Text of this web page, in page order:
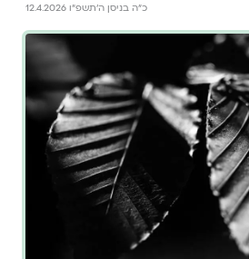
כ״ה בניסן ה׳תשפ״ו 12.4.2026